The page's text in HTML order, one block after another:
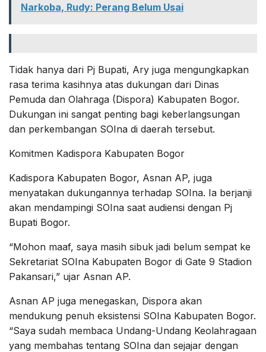
Narkoba, Rudy: Perang Belum Usai
Tidak hanya dari Pj Bupati, Ary juga mengungkapkan
rasa terima kasihnya atas dukungan dari Dinas
Pemuda dan Olahraga (Dispora) Kabupaten Bogor.
Dukungan ini sangat penting bagi keberlangsungan
dan perkembangan SOIna di daerah tersebut.
Komitmen Kadispora Kabupaten Bogor
Kadispora Kabupaten Bogor, Asnan AP, juga
menyatakan dukungannya terhadap SOIna. Ia berjanji
akan mendampingi SOIna saat audiensi dengan Pj
Bupati Bogor.
“Mohon maaf, saya masih sibuk jadi belum sempat ke
Sekretariat SOIna Kabupaten Bogor di Gate 9 Stadion
Pakansari,” ujar Asnan AP.
Asnan AP juga menegaskan, Dispora akan
mendukung penuh eksistensi SOIna Kabupaten Bogor.
“Saya sudah membaca Undang-Undang Keolahragaan
yang membahas tentang SOIna dan sejajar dengan